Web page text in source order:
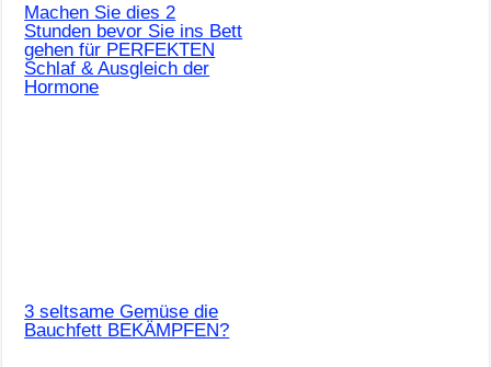
Machen Sie dies 2
Stunden bevor Sie ins Bett
gehen für PERFEKTEN
Schlaf & Ausgleich der
Hormone
3 seltsame Gemüse die
Bauchfett BEKÄMPFEN?